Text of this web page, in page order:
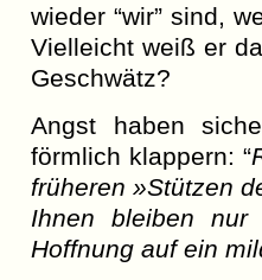
wieder “wir” sind,
Vielleicht weiß er
Geschwätz?
Angst haben
förmlich klappern: “
früheren »Stützen
Ihnen bleiben nur
Hoffnung auf ein